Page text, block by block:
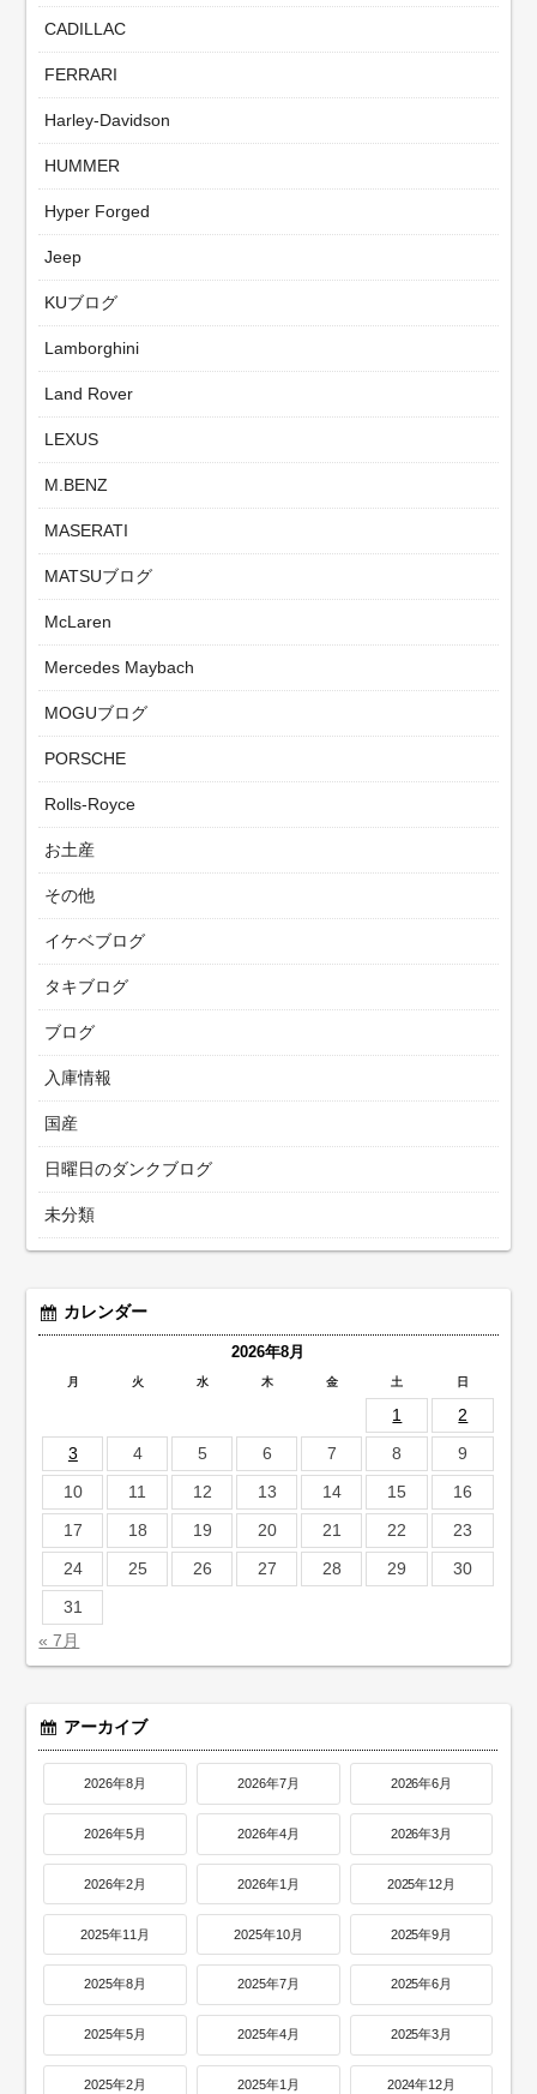
CADILLAC
FERRARI
Harley-Davidson
HUMMER
Hyper Forged
Jeep
KUブログ
Lamborghini
Land Rover
LEXUS
M.BENZ
MASERATI
MATSUブログ
McLaren
Mercedes Maybach
MOGUブログ
PORSCHE
Rolls-Royce
お土産
その他
イケベブログ
タキブログ
ブログ
入庫情報
国産
日曜日のダンクブログ
未分類
カレンダー
2026年8月
月 火 水 木 金 土 日
1
2
3
4 5 6 7 8
9
10
11 12 13 14 15
16
17
18 19 20 21 22
23
24
25 26 27 28 29
30
31
« 7月
アーカイブ
2026年8月 2026年7月 2026年6月
2026年5月 2026年4月 2026年3月
2026年2月 2026年1月 2025年12月
2025年11月 2025年10月 2025年9月
2025年8月 2025年7月 2025年6月
2025年5月 2025年4月 2025年3月
2025年2月 2025年1月 2024年12月